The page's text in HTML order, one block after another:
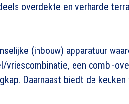
overdekte en verharde
(inbouw) apparatuur
vriescombinatie, een combi-
Daarnaast biedt de